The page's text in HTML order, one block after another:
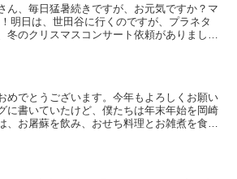
ん、毎日猛暑続きですが、お元気ですか？マ
明日は、世田谷に行くのですが、プラネタ
冬のクリスマスコンサート依頼がありました
めでとうございます。今年もよろしくお願い
に書いていたけど、僕たちは年末年始を岡崎
、お屠蘇を飲み、おせち料理とお雑煮を食べ